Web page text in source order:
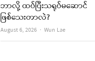
ဘာလို့ ထပ်ပြီးသရုပ်မဆောင်
ဖြစ်သေးတာလဲ?
August 6, 2026 Author
Wun Lae